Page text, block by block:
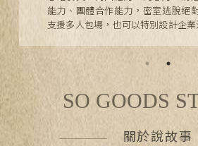
下一個難忘的體驗嗎？現在最流行
囉～讓您的特別日子留下令人難忘
SO GOODS
關於說故事